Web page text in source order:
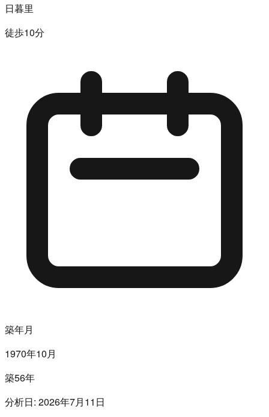
日暮里
徒歩10分
築年月
1970年10月
築56年
分析日: 2026年7月11日